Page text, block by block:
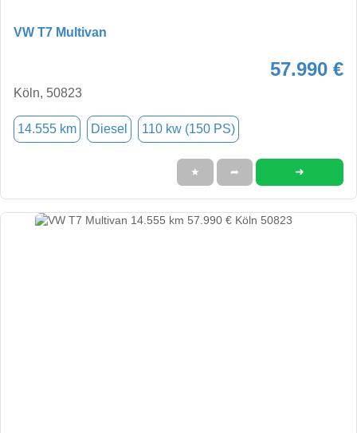
VW T7 Multivan
57.990 €
Köln, 50823
14.555 km Diesel 110 kw (150 PS)
★ ➦ ➜